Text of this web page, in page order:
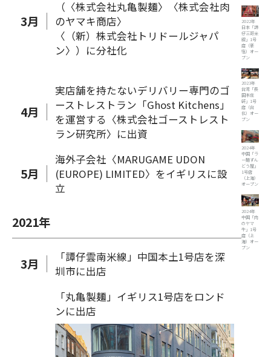
3月
（〈株式会社丸亀製麺〉〈株式会社肉
のヤマキ商店〉
〈（新）株式会社トリドールジャパ
ン〉）に分社化
4月
実店舗を持たないデリバリー専門のゴ
ーストレストラン「Ghost Kitchens」
を運営する〈株式会社ゴーストレスト
ラン研究所〉に出資
5月
海外子会社〈MARUGAME UDON
(EUROPE) LIMITED〉をイギリスに設
立
2021年
3月
「譚仔雲南米線」中国本土1号店を深
圳市に出店
「丸亀製麺」イギリス1号店をロンド
ンに出店
2022年
日本「譚
仔三哥米
線」1号
店（新
宿）オー
プン
2023年
台湾「長
田本庄
軒」1号
店（台
北）オー
プン
2024年
中国「ラ
ー麺ずん
どう屋」
1号店
（上海）
オープン
2024年
中国「肉
のヤマ
牛」1号
店（上
海）オー
プン